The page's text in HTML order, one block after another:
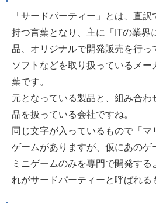
「サードパーティー」とは、直
持つ言葉となり、主に「ITの業界
品、オリジナルで開発販売を行っ
ソフトなどを取り扱っているメ
葉です。
元となっている製品と、組み合
品を扱っている会社ですね。
同じ文字が入っているもので「マ
ゲームがありますが、仮にあのゲ
ミニゲームのみを専門で開発す
れがサードパーティーと呼ばれる